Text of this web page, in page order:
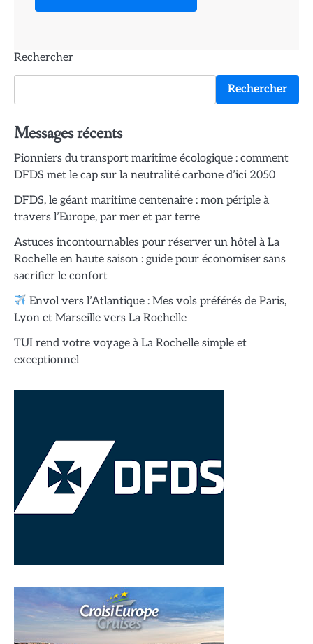
Rechercher
Rechercher
Messages récents
Pionniers du transport maritime écologique : comment
DFDS met le cap sur la neutralité carbone d’ici 2050
DFDS, le géant maritime centenaire : mon périple à
travers l’Europe, par mer et par terre
Astuces incontournables pour réserver un hôtel à La
Rochelle en haute saison : guide pour économiser sans
sacrifier le confort
Envol vers l’Atlantique : Mes vols préférés de Paris,
Lyon et Marseille vers La Rochelle
TUI rend votre voyage à La Rochelle simple et
exceptionnel